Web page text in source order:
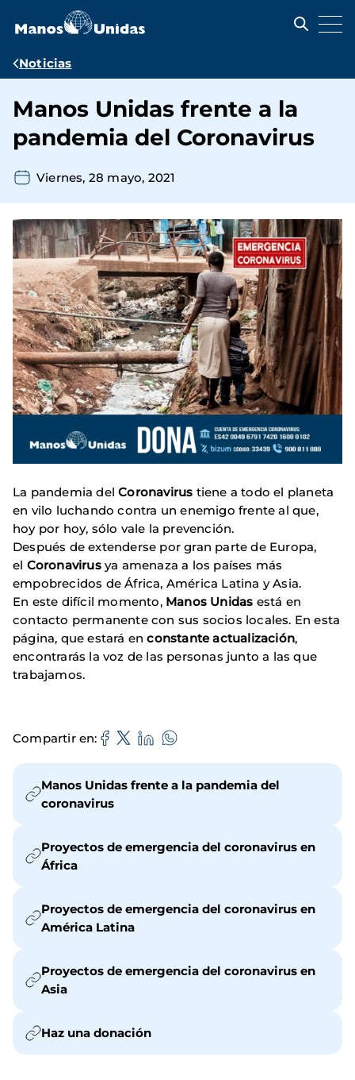
contenido
Ruta
navegación
Noticias
Manos Unidas frente a la
pandemia del Coronavirus
Viernes, 28 mayo, 2021
La pandemia delCoronavirus tiene a todo el planeta
en vilo luchando contra un enemigo frente al que,
hoy por hoy, sólo vale la prevención.
Después de extenderse por gran parte de Europa,
el Coronavirusya amenaza a los países más
empobrecidos de África, América Latina y Asia.
En este difícil momento, Manos Unidas está en
contacto permanente con sus socios locales. En esta
página, que estará enconstante actualización,
encontrarás la voz de las personas junto a las que
trabajamos.
Compartir en
Manos Unidas frente a la pandemia del
coronavirus
Proyectos de emergencia del coronavirus en
África
Proyectos de emergencia del coronavirus en
América Latina
Proyectos de emergencia del coronavirus en
Asia
Haz una donación